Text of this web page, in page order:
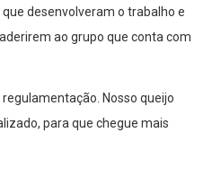
desenvolveram o trabalho e
ao grupo que conta com
Nosso queijo
para que chegue mais